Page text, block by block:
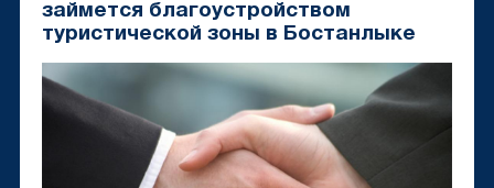
займется благоустройством
туристической зоны в Бостанлыке